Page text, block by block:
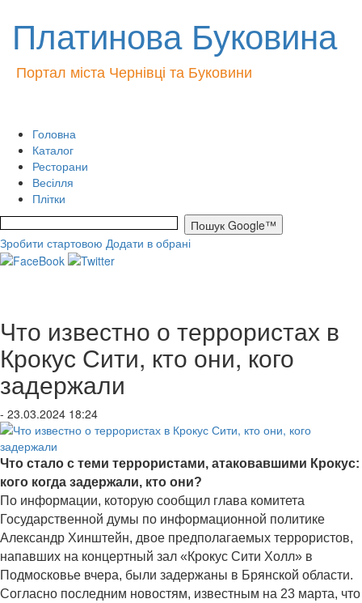
Платинова Буковина
Портал міста Чернівці та Буковини
Головна
Каталог
Ресторани
Весілля
Плітки
Зробити стартовою Додати в обрані
Что известно о террористах в
Крокус Сити, кто они, кого
задержали
- 23.03.2024 18:24
Что стало с теми террористами, атаковавшими Крокус:
кого когда задержали, кто они?
По информации, которую сообщил глава комитета
Государственной думы по информационной политике
Александр Хинштейн, двое предполагаемых террористов,
напавших на концертный зал «Крокус Сити Холл» в
Подмосковье вчера, были задержаны в Брянской области.
Согласно последним новостям, известным на 23 марта, что